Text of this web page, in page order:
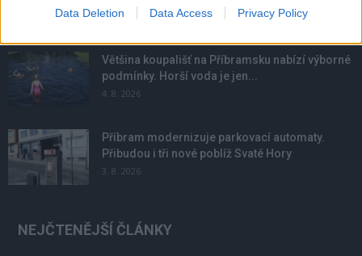
Data Deletion Data Access Privacy Policy
Většina koupališť na Příbramsku nabízí výborné
podmínky. Horší voda je jen...
4. 8. 2026
Příbram modernizuje parkovací automaty.
Přibudou i tři nové poblíž Svaté Hory
3. 8. 2026
NEJČTENĚJŠÍ ČLÁNKY